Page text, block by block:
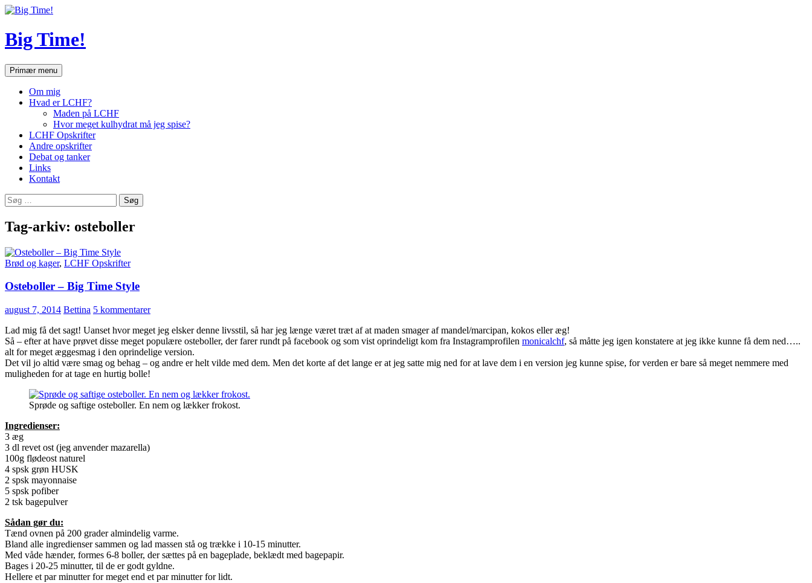
Hop
indhold
Big Time!
SøgPrimær menu
Om mig
Hvad er LCHF?
Maden på LCHF
Hvor meget kulhydrat må jeg spise?
LCHF Opskrifter
Andre opskrifter
Debat og tanker
Links
Kontakt
Søg
efter:
Tag-arkiv: osteboller
Brød og kager, LCHF Opskrifter
Osteboller – Big Time Style
august 7, 2014 Bettina 5 kommentarer
Lad mig få det sagt! Uanset hvor meget jeg elsker denne livsstil, så har jeg længe været træt af at maden smager af mandel/marcipan, kokos eller æg!
Så – efter at have prøvet disse meget populære osteboller, der farer rundt på facebook og som vist oprindeligt kom fra Instagramprofilen monicalchf, så måtte jeg igen konstatere at jeg ikke kunne få dem ned…..
alt for meget æggesmag i den oprindelige version.
Det vil jo altid være smag og behag – og andre er helt vilde med dem. Men det korte af det lange er at jeg satte mig ned for at lave dem i en version jeg kunne spise, for verden er bare så meget nemmere med
muligheden for at tage en hurtig bolle!
Sprøde og saftige osteboller. En nem og lækker frokost.
Ingredienser:
3 æg
3 dl revet ost (jeg anvender mazarella)
100g flødeost naturel
4 spsk grøn HUSK
2 spsk mayonnaise
5 spsk pofiber
2 tsk bagepulver
Sådan gør du:
Tænd ovnen på 200 grader almindelig varme.
Bland alle ingredienser sammen og lad massen stå og trække i 10-15 minutter.
Med våde hænder, formes 6-8 boller, der sættes på en bageplade, beklædt med bagepapir.
Bages i 20-25 minutter, til de er godt gyldne.
Hellere et par minutter for meget end et par minutter for lidt.